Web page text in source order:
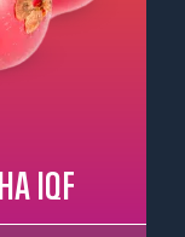
IQF